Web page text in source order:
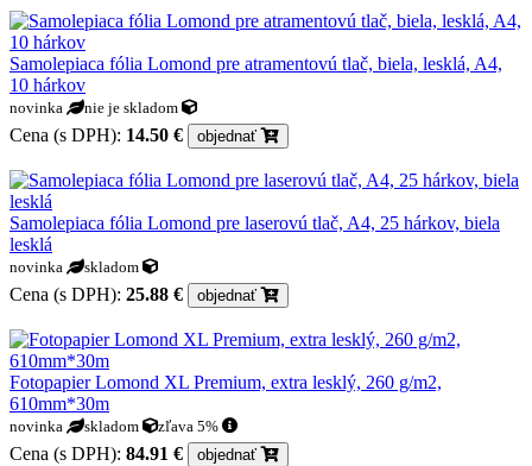
Samolepiaca fólia Lomond pre atramentovú tlač, biela, lesklá, A4,
10 hárkov
novinka nie je skladom
Cena (s DPH): 14.50 € objednať
Samolepiaca fólia Lomond pre laserovú tlač, A4, 25 hárkov, biela
lesklá
novinka skladom
Cena (s DPH): 25.88 € objednať
Fotopapier Lomond XL Premium, extra lesklý, 260 g/m2,
610mm*30m
novinka skladom zľava 5%
Cena (s DPH): 84.91 € objednať